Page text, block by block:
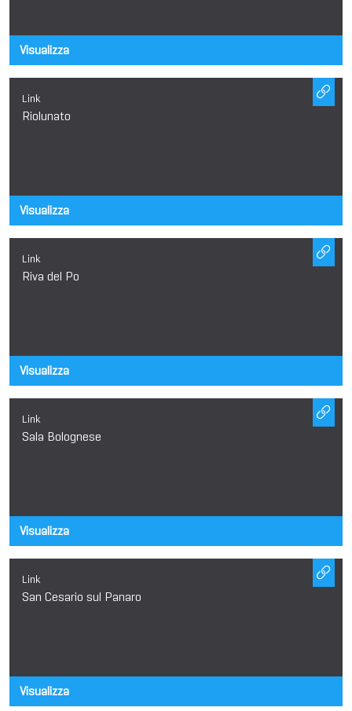
Visualizza
Link
Riolunato
Visualizza
Link
Riva del Po
Visualizza
Link
Sala Bolognese
Visualizza
Link
San Cesario sul Panaro
Visualizza